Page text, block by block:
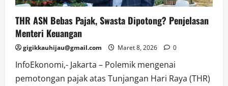
THR ASN Bebas Pajak, Swasta Dipotong? Penjelasan
Menteri Keuangan
gigikkauhijau@gmail.com Maret 8, 2026 0
InfoEkonomi,- Jakarta – Polemik mengenai
pemotongan pajak atas Tunjangan Hari Raya (THR)